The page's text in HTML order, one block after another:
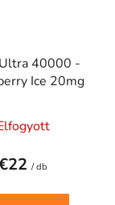
40000 -
Ice 20mg
/ db